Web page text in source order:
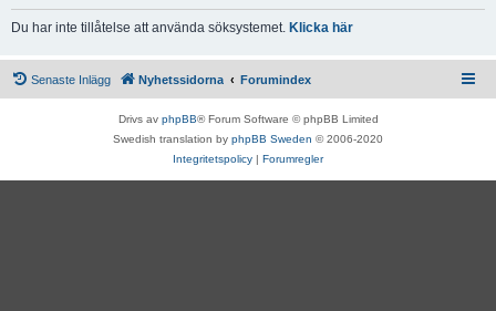
Du har inte tillåtelse att använda söksystemet. Klicka här
Senaste Inlägg Nyhetssidorna Forumindex
Drivs av phpBB® Forum Software © phpBB Limited
Swedish translation by phpBB Sweden © 2006-2020
Integritetspolicy | Forumregler